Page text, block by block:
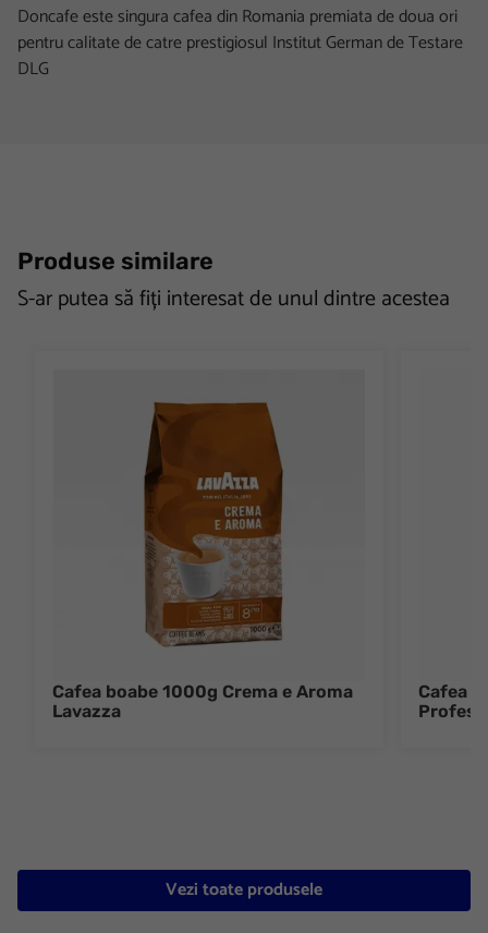
Doncafe este singura cafea din Romania premiata de doua ori
pentru calitate de catre prestigiosul Institut German de Testare
DLG
Produse similare
S-ar putea să fiți interesat de unul dintre acestea
Cafea boabe 1000g Crema e Aroma
Lavazza
Cafea
Vezi toate produsele